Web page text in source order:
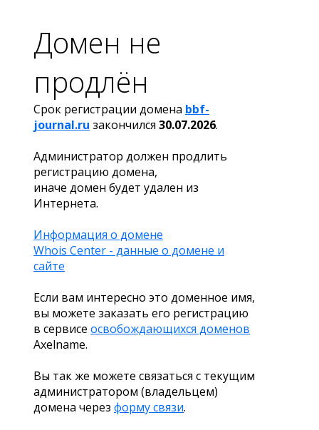
Домен не
продлён
Срок регистрации домена bbf-
journal.ru закончился 30.07.2026.
Администратор должен продлить
регистрацию домена,
иначе домен будет удален из
Интернета.
Информация о домене
Whois Center - данные о домене и
сайте
Если вам интересно это доменное имя,
вы можете заказать его регистрацию
в сервисе освобождающихся доменов
Axelname.
Вы так же можете связаться с текущим
администратором (владельцем)
домена через форму связи.